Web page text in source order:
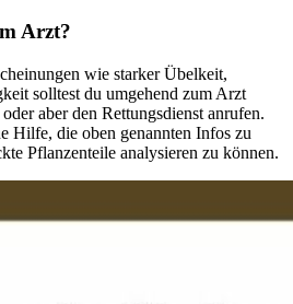
Arzt?
wie starker Übelkeit,
solltest du umgehend zum Arzt
aber den Rettungsdienst anrufen.
Hilfe, die oben genannten Infos zu
Pflanzenteile analysieren zu können.